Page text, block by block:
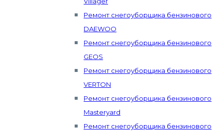
Ремонт снегоуборщика бензинового
DAEWOO
Ремонт снегоуборщика бензинового
GEOS
Ремонт снегоуборщика бензинового
VERTON
Ремонт снегоуборщика бензинового
Masteryard
Ремонт снегоуборщика бензинового